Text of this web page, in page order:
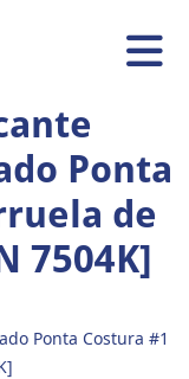
Ponta
de
7504K]
Ponta Costura #1